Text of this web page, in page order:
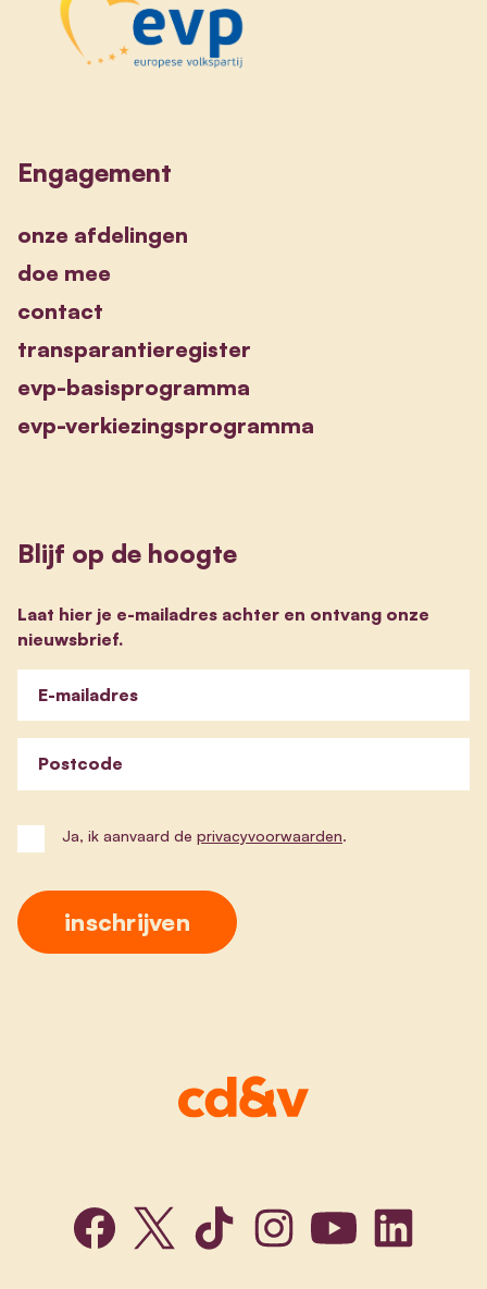
Engagement
onze afdelingen
doe mee
contact
transparantieregister
evp-basisprogramma
evp-verkiezingsprogramma
Blijf op de hoogte
Laat hier je e-mailadres achter en ontvang onze
nieuwsbrief.
E-mailadres
Postcode
Ja, ik aanvaard de privacyvoorwaarden.